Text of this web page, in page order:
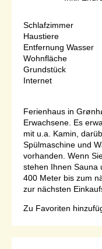
Schlafzimmer
Haustiere
Entfernung Wasser
Wohnfläche
Grundstück
Internet
Ferienhaus in
Erwachsene. Es
mit u.a. Kamin,
Spülmaschine und
vorhanden. Wenn
stehen Ihnen Sauna
400 Meter bis zum
zur nächsten
Zu Favoriten